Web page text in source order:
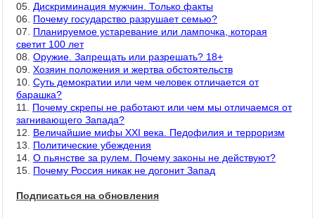
05. Дискриминация мужчин. Только факты
06. Почему государство разрушает семью?
07. Планируемое устаревание или лампочка, которая
светит 100 лет
08. Оружие. Запрещать или разрешать? 18+
09. Хозяин положения и жертва обстоятельств
10. Суть демократии или чем человек отличается от
барашка?
11. Почему скрепы не работают или чем мы отличаемся от
загнивающего Запада?
12. Величайшие мифы XXI века. Педофилия и терроризм
13. Политические убеждения
14. О пьянстве за рулем. Почему законы не действуют?
15. Почему Россия никак не догонит Запад
Подписаться на обновления